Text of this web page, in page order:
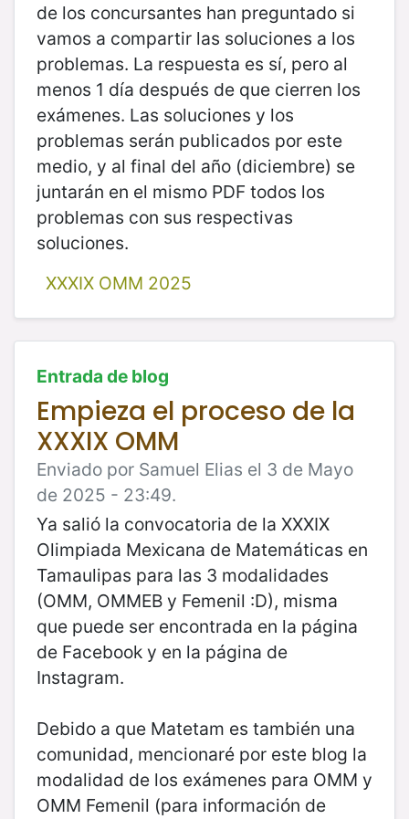
de los concursantes han preguntado si
vamos a compartir las soluciones a los
problemas. La respuesta es sí, pero al
menos 1 día después de que cierren los
exámenes. Las soluciones y los
problemas serán publicados por este
medio, y al final del año (diciembre) se
juntarán en el mismo PDF todos los
problemas con sus respectivas
soluciones.
XXXIX OMM 2025
Entrada de blog
Empieza el proceso de la
XXXIX OMM
Enviado por Samuel Elias el 3 de Mayo
de 2025 - 23:49.
Ya salió la convocatoria de la XXXIX
Olimpiada Mexicana de Matemáticas en
Tamaulipas para las 3 modalidades
(OMM, OMMEB y Femenil :D), misma
que puede ser encontrada en la página
de Facebook y en la página de
Instagram.
Debido a que Matetam es también una
comunidad, mencionaré por este blog la
modalidad de los exámenes para OMM y
OMM Femenil (para información de